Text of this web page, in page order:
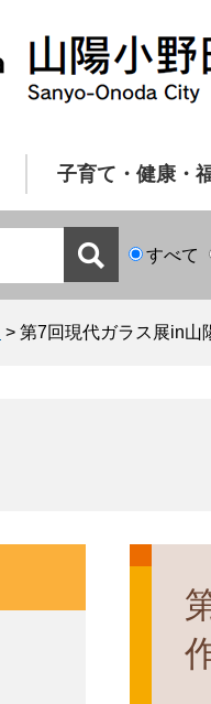
子育て・健康・
すべて
> 第7回現代ガラス展in山